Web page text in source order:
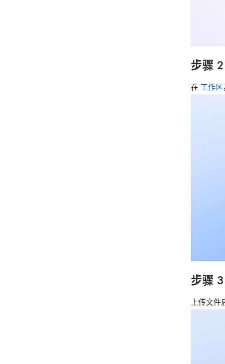
步骤
在 工作区
步骤
上传文